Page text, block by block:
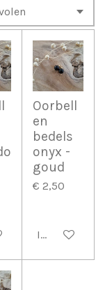
Oorbell
en
bedels
onyx -
goud
€ 2,50
In